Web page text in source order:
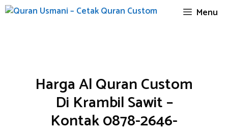
Skip
Menu
Harga Al Quran Custom
Di Krambil Sawit –
Kontak 0878-2646-